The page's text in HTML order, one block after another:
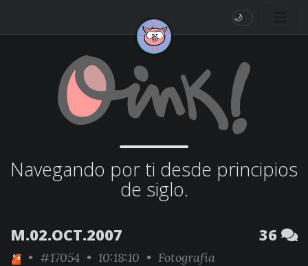
🌙
Navegando por ti desde principios
de siglo.
M.02.OCT.2007 36
• #17054 • 10:18:10 • Fotografía